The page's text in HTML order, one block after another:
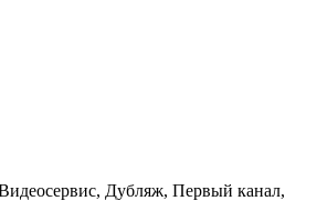
Дубляж, Первый канал,